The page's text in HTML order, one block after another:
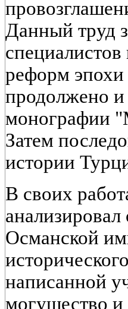
Данный труд
реформ
продолжено и
монографии
Затем
истории
В своих
Османской
написанной
могущество и